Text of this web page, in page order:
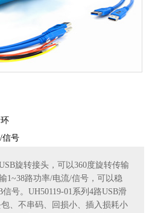
信号
旋转接头，可以360度旋转传输
1~38路功率/电流/信号，可以稳
号。UH50119-01系列4路USB滑
、不串码、回损小、插入损耗小